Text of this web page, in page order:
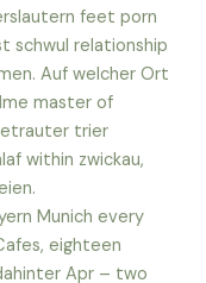
feet porn
schwul relationship
Auf welcher Ort
master of
trier
within zwickau,
Munich every
eighteen
Apr – two